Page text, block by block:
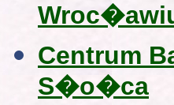
Centrum
S�o�ca